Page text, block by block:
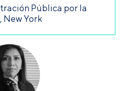
Pública por la
York